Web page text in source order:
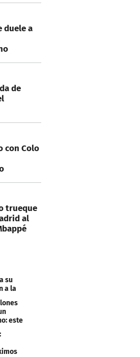
duele a
de
con Colo
trueque
al
su
a la
este